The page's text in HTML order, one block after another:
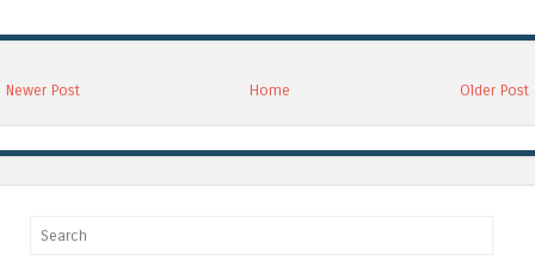
Newer Post Older Post
Home
Search